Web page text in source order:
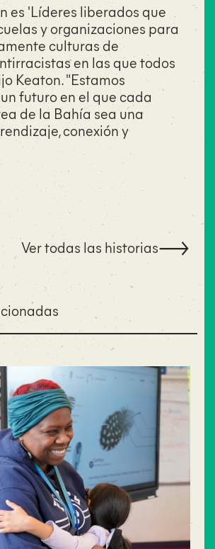
es 'Líderes liberados que
y organizaciones para
culturas de
en las que todos
Keaton. "Estamos
futuro en el que cada
de la Bahía sea una
conexión y
Ver todas las historias